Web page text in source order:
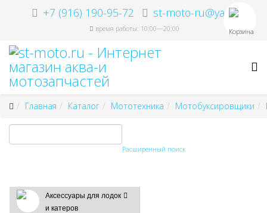
+7 (916) 190-95-72 st-moto-ru@ya.ru
время работы: 10:00—20:00 Корзина
Главная Каталог Мототехника Мотобуксировщики
Расширенный поиск
Аксессуары для лодок
и катеров